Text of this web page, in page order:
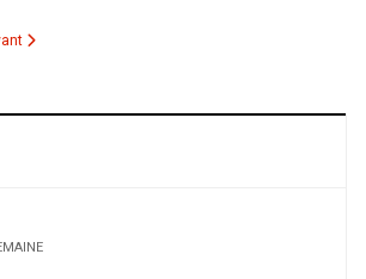
Lamamra au Canada : rencontre avec les
suivant : Air Algérie a offert un marché aux